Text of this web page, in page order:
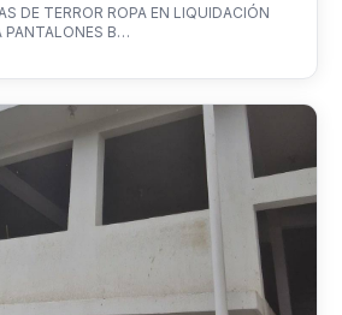
DE TERROR ROPA EN LIQUIDACIÓN
PANTALONES B…